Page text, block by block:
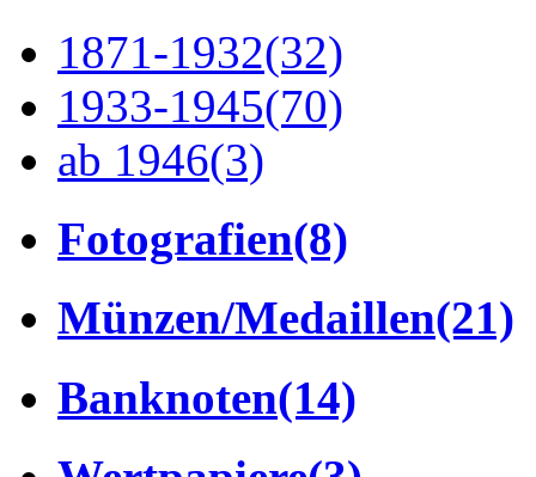
1871-1932(32)
1933-1945(70)
ab 1946(3)
Fotografien(8)
Münzen/Medaillen(21)
Banknoten(14)